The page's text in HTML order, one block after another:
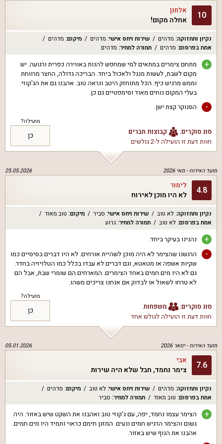
10 אלחנן
אחלה מקום!
נקיון ותחזוקה: מדהים שירות ויחס אישי: מדהים מיקום: מדהים
אמת בפרסום: מדהים תמורה למחיר: מדהים
+
מתחם צימרים במתאים למי שמחפש להנות באווירה כפרית ורגועה. יש
מקום לשבת, לעשות מנגל ולאכול ביחד. הבריכה גדולה, החצר מרווחת
וממש מרגיש כיף. הכל מתוחזק היטב ונראה טוב. אהבנו גם את הג'קוזי.
בעלי המקום נוחים מאוד וסימפטיים גם כן.
- הסנוקר קצת ישן.
סוג סוקרים:
קבוצות חברים
חוות דעת זו הועילה ל-2 גולשים
מועילה?
כן
מועד האירוח -מאי 2026 25.05.2026
4.8 לימור
לא היו מוכן לאירוח
נקיון ותחזוקה: לא טוב שירות ויחס אישי: סביר מיקום: טוב מאוד
אמת בפרסום: לא טוב תמורה למחיר: גרוע
+ נהנינו בעיקר ביחד.
-
הרגשנו שהצימר לא היה מוכן לשהיית אורחים. לא היו דברים בסיסיים כמו
שקיות אשפה או מטאטא, וגם דברים לא עבדו בכלל כמו הטלויזיה בחדר.
גם לא היו מים חמים באחד הצימרים. המארחים הם שומרי שבת, אבל הם
לא טרחו לשאול או לבדוק אם אנחנו צריכים משהו.
סוג סוקרים:
משפחות
חוות דעת זו הועילה לגולש אחד
מועילה?
כן
מועד האירוח -ינואר 2026 05.01.2026
7.6 אבי
צימר נחמד, חבל שלא היה שירות
נקיון ותחזוקה: מדהים שירות ויחס אישי: לא טוב מיקום: מדהים
אמת בפרסום: טוב מאוד תמורה למחיר: סביר
+
הצימר עצמו נחמד, יפה, עם ג'קוזי טוב ואהבנו את השקט שיש באזור. היה
גשום והצימר הרגיש חמים ונעים. המזגן חימם כראוי ותמיד היו מים חמים.
אהבנו את הנוף שיש באזור.